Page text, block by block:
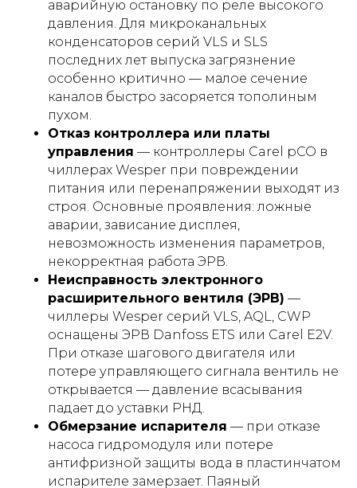
аварийную остановку по реле высокого
давления. Для микроканальных
конденсаторов серий VLS и SLS
последних лет выпуска загрязнение
особенно критично — малое сечение
каналов быстро засоряется тополиным
пухом.
Отказ контроллера или платы
управления — контроллеры Carel pCO в
чиллерах Wesper при повреждении
питания или перенапряжении выходят из
строя. Основные проявления: ложные
аварии, зависание дисплея,
невозможность изменения параметров,
некорректная работа ЭРВ.
Неисправность электронного
расширительного вентиля (ЭРВ) —
чиллеры Wesper серий VLS, AQL, CWP
оснащены ЭРВ Danfoss ETS или Carel E2V.
При отказе шагового двигателя или
потере управляющего сигнала вентиль не
открывается — давление всасывания
падает до уставки РНД.
Обмерзание испарителя — при отказе
насоса гидромодуля или потере
антифризной защиты вода в пластинчатом
испарителе замерзает. Паяный